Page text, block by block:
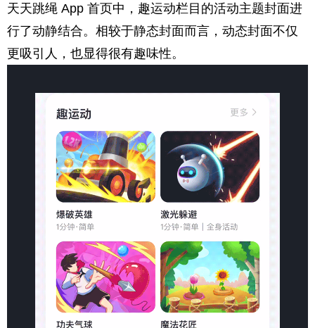
天天跳绳 App 首页中，趣运动栏目的活动主题封面进
行了动静结合。相较于静态封面而言，动态封面不仅
更吸引人，也显得很有趣味性。